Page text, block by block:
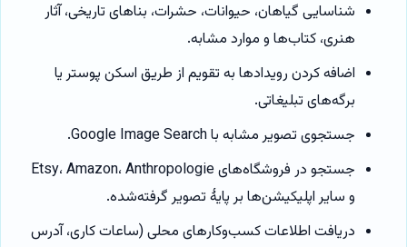
شناسایی گیاهان، حیوانات، حشرات، بناهای تاریخی، آثار
هنری، کتاب‌ها و موارد مشابه.
اضافه کردن رویدادها به تقویم از طریق اسکن پوستر یا
برگه‌های تبلیغاتی.
جستجوی تصویر مشابه با Google Image Search.
جستجو در فروشگاه‌های Etsy، Amazon، Anthropologie
و سایر اپلیکیشن‌ها بر پایهٔ تصویر گرفته‌شده.
دریافت اطلاعات کسب‌وکارهای محلی (ساعات کاری، آدرس